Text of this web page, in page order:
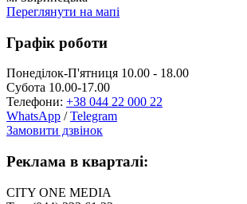
Переглянути на мапі
Графік роботи
Понеділок-П'ятниця 10.00 - 18.00
Субота 10.00-17.00
Телефони: +38 044 22 000 22
WhatsApp /Telegram
Замовити дзвінок
Реклама в кварталі:
CITY ONE MEDIA